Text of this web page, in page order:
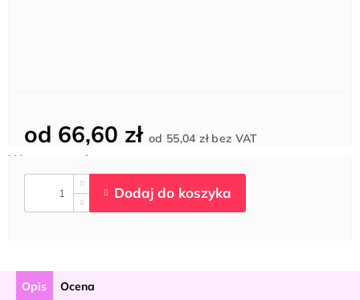
od 66,60 zł od 55,04 złbez VAT
Opis Ocena